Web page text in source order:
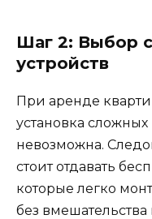
Шаг 2: Выбор
устройств
При аренде
установка
невозможна.
стоит отдавать
которые легко
без